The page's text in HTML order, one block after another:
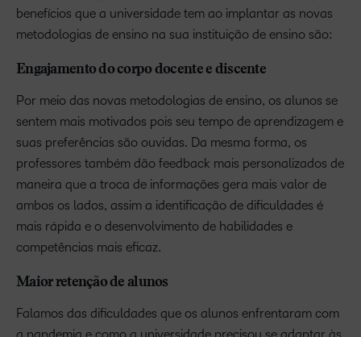
benefícios que a universidade tem ao implantar as novas
metodologias de ensino na sua instituição de ensino são:
Engajamento do corpo docente e discente
Por meio das novas metodologias de ensino, os alunos se
sentem mais motivados pois seu tempo de aprendizagem e
suas preferências são ouvidas. Da mesma forma, os
professores também dão feedback mais personalizados de
maneira que a troca de informações gera mais valor de
ambos os lados, assim a identificação de dificuldades é
mais rápida e o desenvolvimento de habilidades e
competências mais eficaz.
Maior retenção de alunos
Falamos das dificuldades que os alunos enfrentaram com
a pandemia e como a universidade precisou se adaptar às